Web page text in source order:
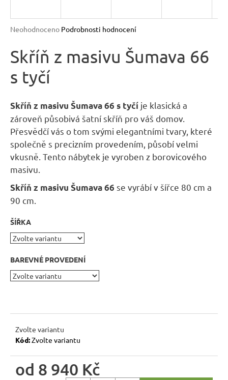
Průměrné
produktu
je
z
hvězdiček.
Neohodnoceno Podrobnosti hodnocení
Skříň z masivu Šumava 66
s tyčí
Skříň z masivu Šumava 66 s tyčí je klasická a
zároveň působivá šatní skříň pro váš domov.
Přesvědčí vás o tom svými elegantními tvary, které
společně s precizním provedením, působí velmi
vkusně. Tento nábytek je vyroben z borovicového
masivu.
Skříň z masivu Šumava 66 se vyrábí v šířce 80 cm a
90 cm.
ŠÍŘKA
BAREVNÉ PROVEDENÍ
Zvolte variantu
Kód:Zvolte variantu
od 8 940 Kč
a
í
t
?
D
o
p
o
r
u
č
u
j
e
LAVICE
MEXICANA
BAX25